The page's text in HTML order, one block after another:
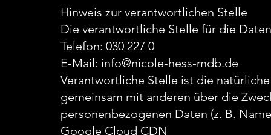
Hinweis zur verantwortlichen Stelle
Die verantwortliche Stelle für die
Telefon: 030 227 0
E-Mail: info@nicole-hess-mdb.de
Verantwortliche Stelle ist die
gemeinsam mit anderen über die
personenbezogenen Daten (z. B.
Google Cloud CDN